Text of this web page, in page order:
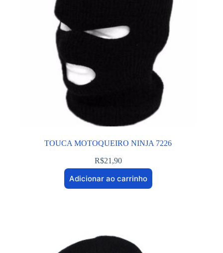
TOUCA MOTOQUEIRO NINJA 7226
R$21,90
Adicionar ao carrinho